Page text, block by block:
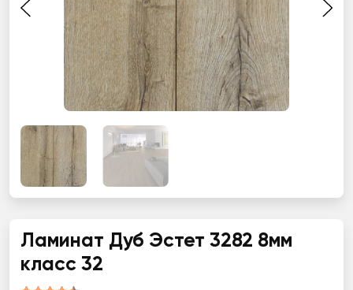
Ламинат Дуб Эстет 3282 8мм
класс 32